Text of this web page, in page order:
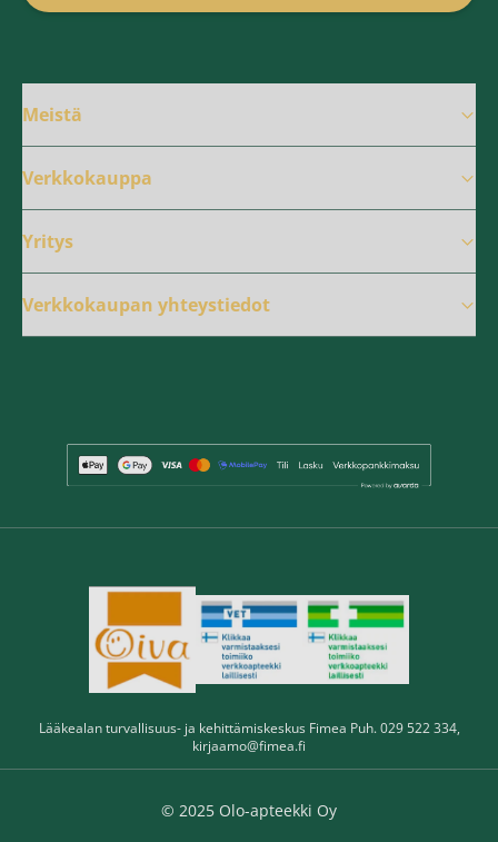
Meistä
Verkkokauppa
Yritys
Verkkokaupan yhteystiedot
Lääkealan turvallisuus- ja kehittämiskeskus Fimea Puh. 029 522 334,
kirjaamo@fimea.fi
© 2025 Olo-apteekki Oy